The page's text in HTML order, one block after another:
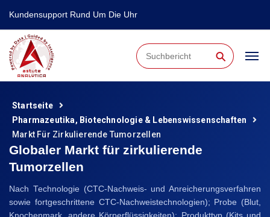
Kundensupport Rund Um Die Uhr
⚲
Startseite
Pharmazeutika, Biotechnologie & Lebenswissenschaften
Markt Für Zirkulierende Tumorzellen
Globaler Markt für zirkulierende
Tumorzellen
Nach Technologie (CTC-Nachweis- und Anreicherungsverfahren
sowie fortgeschrittene CTC-Nachweistechnologien); Probe (Blut,